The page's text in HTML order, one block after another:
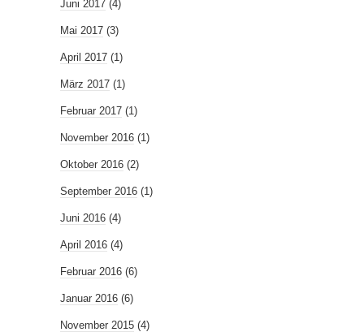
Juni 2017 (4)
Mai 2017 (3)
April 2017 (1)
März 2017 (1)
Februar 2017 (1)
November 2016 (1)
Oktober 2016 (2)
September 2016 (1)
Juni 2016 (4)
April 2016 (4)
Februar 2016 (6)
Januar 2016 (6)
November 2015 (4)